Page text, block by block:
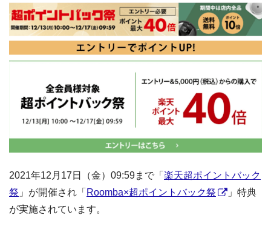
2021年12月17日（金）09:59まで「 楽天超ポイントバック
祭 」が開催され「 Roomba×超ポイントバック祭
」特典
が実施されています。